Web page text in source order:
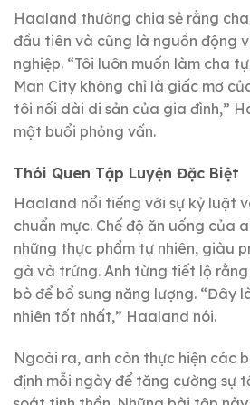
Haaland thường chia sẻ rằng
đầu tiên và cũng là nguồn động
nghiệp. “Tôi luôn muốn làm cha
Man City không chỉ là giấc mơ
tôi nối dài di sản của gia đình,”
một buổi phỏng vấn.
Thói Quen Tập Luyện Đặc Biệt
Haaland nổi tiếng với sự kỷ luật
chuẩn mực. Chế độ ăn uống của
những thực phẩm tự nhiên, giàu
gà và trứng. Anh từng tiết lộ
bò để bổ sung năng lượng. “Đây
nhiên tốt nhất,” Haaland nói.
Ngoài ra, anh còn thực hiện các
định mỗi ngày để tăng cường sự